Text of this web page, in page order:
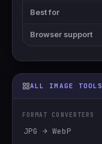
Best for
Browser support
ALL IMAGE TOOLS
FORMAT CONVERTERS
JPG → WebP